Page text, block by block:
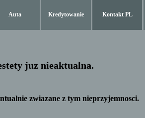
Auta Kredytowanie Kontakt PL
juz nieaktualna.
zwiazane z tym nieprzyjemnosci.